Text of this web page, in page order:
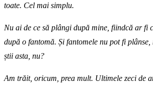
toate. Cel mai simplu.
Nu ai de ce să plângi după mine, fiindcă ar fi
după o fantomă. Și fantomele nu pot fi plânse,
știi asta, nu?
Am trăit, oricum, prea mult. Ultimele zeci de